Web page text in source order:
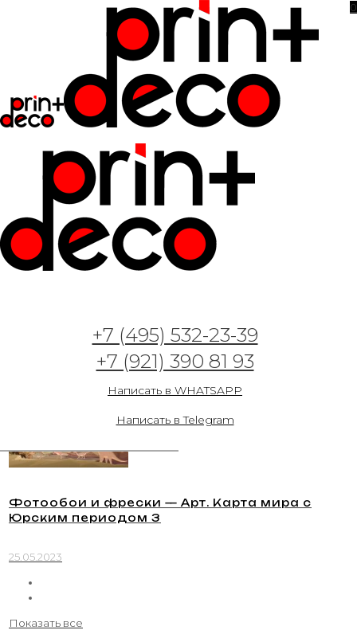
+7 (495) 532-23-39
+7 (921) 390 81 93
Написать в WHATSAPP
Написать в Telegram
0
Юрским периодом 5
Фотообои и фрески — Арт. Карта мира с
Юрским периодом 3
25.05.2023
Показать все